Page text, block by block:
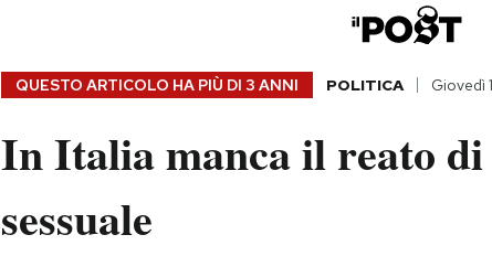
QUESTO ARTICOLO HA PIÙ DI 3 ANNI POLITICA Giovedì
In Italia manca il reato
sessuale